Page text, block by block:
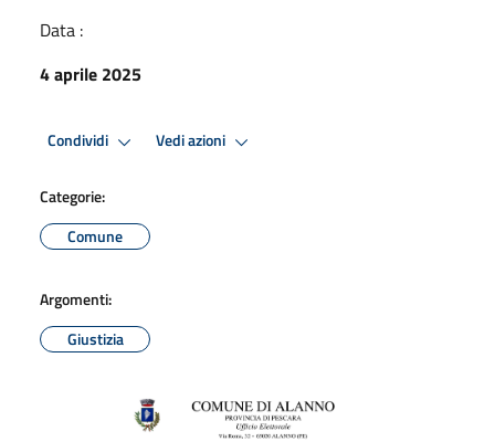
Data :
4 aprile 2025
Condividi Vedi azioni
Categorie:
Comune
Argomenti:
Giustizia